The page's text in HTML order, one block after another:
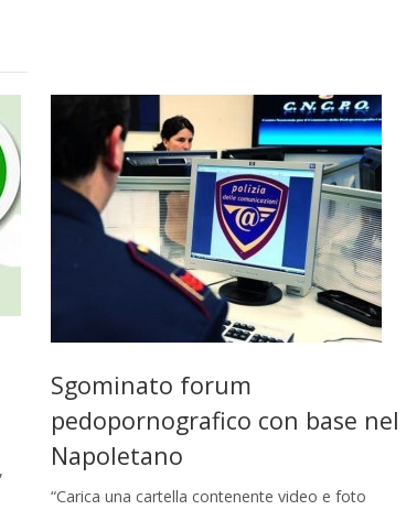
Sgominato forum
pedopornografico con base nel
Napoletano
“Carica una cartella contenente video e foto